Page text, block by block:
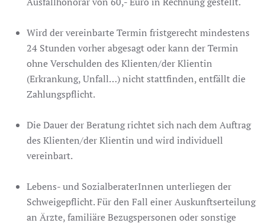
Wird der vereinbarte Termin fristgerecht mindestens
24 Stunden vorher abgesagt oder kann der Termin
ohne Verschulden des Klienten/der Klientin
(Erkrankung, Unfall…) nicht stattfinden, entfällt die
Zahlungspflicht.
Die Dauer der Beratung richtet sich nach dem Auftrag
des Klienten/der Klientin und wird individuell
vereinbart.
Lebens- und SozialberaterInnen unterliegen der
Schweigepflicht. Für den Fall einer Auskunftserteilung
an Ärzte, familiäre Bezugspersonen oder sonstige